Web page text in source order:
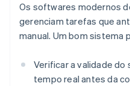
Os softwares modernos
gerenciam tarefas que
manual. Um bom sistema
Verificar a validade
tempo real antes da